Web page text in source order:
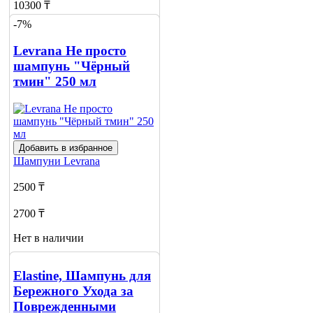
10300 ₸
10900 ₸
Нет в наличии
Сообщить
-7%
Levrana Не просто
шампунь "Чёрный
тмин" 250 мл
Добавить в избранное
Шампуни Levrana
2500 ₸
2700 ₸
Нет в наличии
о наличии
Elastine, Шампунь для
Бережного Ухода за
Поврежденными